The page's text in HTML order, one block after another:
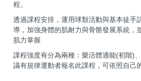
程。
透過課程安排，運用球類活動與基本徒手
導，加強身體的肌耐力與骨骼發展系統，
肌力掌握
課程強度有分為兩種：樂活體適能(初階)
議有規律運動者報名此課程，可依照自己